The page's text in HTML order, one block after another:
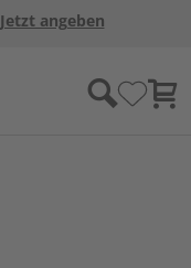
Jetzt angeben